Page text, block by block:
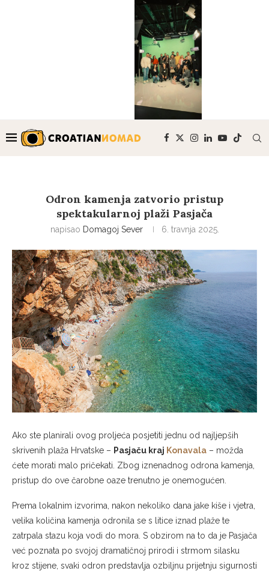
Odron kamenja zatvorio pristup
spektakularnoj plaži Pasjača
napisao Domagoj Sever 6. travnja 2025.
Ako ste planirali ovog proljeća posjetiti jednu od najljepših
skrivenih plaža Hrvatske – Pasjaču kraj Konavala – možda
ćete morati malo pričekati. Zbog iznenadnog odrona kamenja,
pristup do ove čarobne oaze trenutno je onemogućen.
Prema lokalnim izvorima, nakon nekoliko dana jake kiše i vjetra,
velika količina kamenja odronila se s litice iznad plaže te
zatrpala stazu koja vodi do mora. S obzirom na to da je Pasjača
već poznata po svojoj dramatičnoj prirodi i strmom silasku
kroz stijene, svaki odron predstavlja ozbiljnu prijetnju sigurnosti